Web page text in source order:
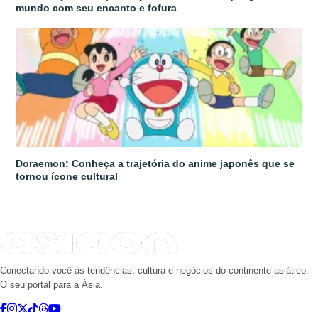
mundo com seu encanto e fofura
Doraemon: Conheça a trajetória do anime japonês que se
tornou ícone cultural
Conectando você às tendências, cultura e negócios do continente asiático.
O seu portal para a Ásia.